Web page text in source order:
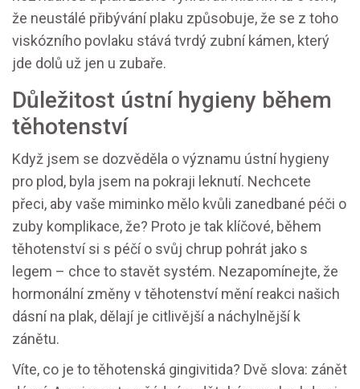
že neustálé přibývání plaku způsobuje, že se z toho
viskózního povlaku stává tvrdý zubní kámen, který
jde dolů už jen u zubaře.
Důležitost ústní hygieny během
těhotenství
Když jsem se dozvěděla o významu ústní hygieny
pro plod, byla jsem na pokraji leknutí. Nechcete
přeci, aby vaše miminko mělo kvůli zanedbané péči o
zuby komplikace, že? Proto je tak klíčové, během
těhotenství si s péčí o svůj chrup pohrát jako s
legem – chce to stavět systém. Nezapomínejte, že
hormonální změny v těhotenství mění reakci našich
dásní na plak, dělají je citlivější a náchylnější k
zánětu.
Víte, co je to těhotenská gingivitida? Dvě slova: zánět